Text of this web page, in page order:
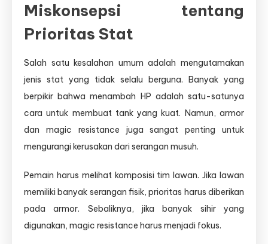
Miskonsepsi tentang
Prioritas Stat
Salah satu kesalahan umum adalah mengutamakan
jenis stat yang tidak selalu berguna. Banyak yang
berpikir bahwa menambah HP adalah satu-satunya
cara untuk membuat tank yang kuat. Namun, armor
dan magic resistance juga sangat penting untuk
mengurangi kerusakan dari serangan musuh.
Pemain harus melihat komposisi tim lawan. Jika lawan
memiliki banyak serangan fisik, prioritas harus diberikan
pada armor. Sebaliknya, jika banyak sihir yang
digunakan, magic resistance harus menjadi fokus.